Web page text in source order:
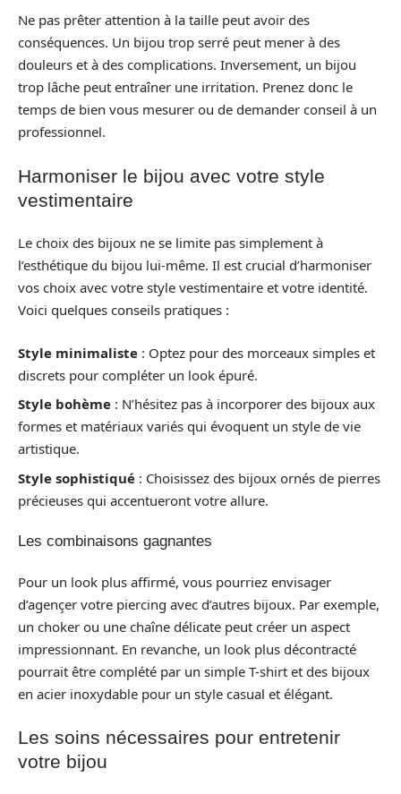
Ne pas prêter attention à la taille peut avoir des
conséquences. Un bijou trop serré peut mener à des
douleurs et à des complications. Inversement, un bijou
trop lâche peut entraîner une irritation. Prenez donc le
temps de bien vous mesurer ou de demander conseil à un
professionnel.
Harmoniser le bijou avec votre style
vestimentaire
Le choix des bijoux ne se limite pas simplement à
l’esthétique du bijou lui-même. Il est crucial d’harmoniser
vos choix avec votre style vestimentaire et votre identité.
Voici quelques conseils pratiques :
Style minimaliste : Optez pour des morceaux simples et
discrets pour compléter un look épuré.
Style bohème : N’hésitez pas à incorporer des bijoux aux
formes et matériaux variés qui évoquent un style de vie
artistique.
Style sophistiqué : Choisissez des bijoux ornés de pierres
précieuses qui accentueront votre allure.
Les combinaisons gagnantes
Pour un look plus affirmé, vous pourriez envisager
d’agençer votre piercing avec d’autres bijoux. Par exemple,
un choker ou une chaîne délicate peut créer un aspect
impressionnant. En revanche, un look plus décontracté
pourrait être complété par un simple T-shirt et des bijoux
en acier inoxydable pour un style casual et élégant.
Les soins nécessaires pour entretenir
votre bijou